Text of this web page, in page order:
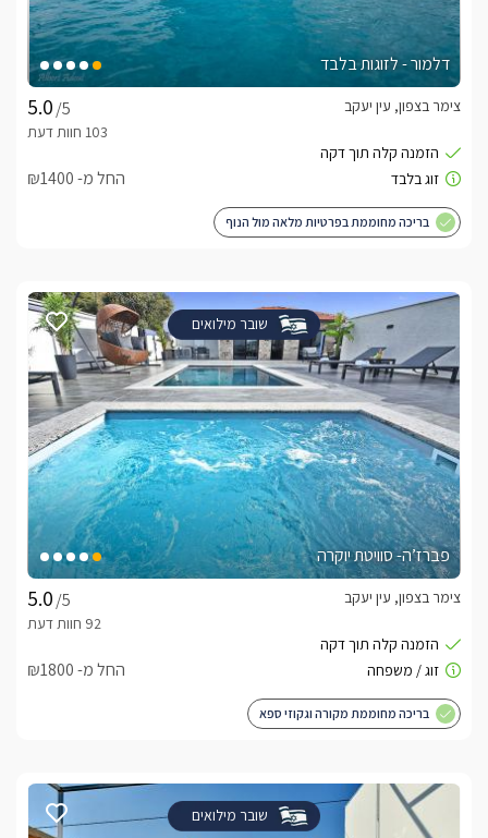
בנוסף לארוחת הבוקר העשירה שמוגשת לכם, ניתן ליהנות ממבחר
ארוחות שף-גורמה פרטיות ורומנטיות לבחירתכם בכל שעות היום.
לצפייה באטרקציות ומסעדות בקרבת אחוזת דוריתא -
לחצו כאן
דלמור - לזוגות בלבד
/5
צימר בצפון, עין יעקב
החל מ- ₪1400
בריכה מחוממת בפרטיות מלאה מול הנוף
שובר מילואים
פברז’ה- סוויטת יוקרה
/5
צימר בצפון, עין יעקב
החל מ- ₪1800
בריכה מחוממת מקורה וגקוזי ספא
שובר מילואים